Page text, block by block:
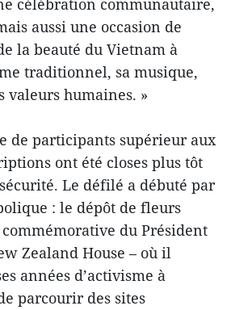
célébration communautaire,
aussi une occasion de
la beauté du Vietnam à
traditionnel, sa musique,
valeurs humaines. »
de participants supérieur aux
ont été closes plus tôt
Le défilé a débuté par
: le dépôt de fleurs
du Président
Zealand House – où il
années d’activisme à
parcourir des sites